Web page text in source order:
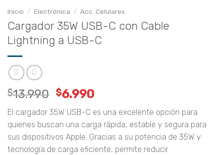
Inicio / Electrónica / Acc. Celulares
Cargador 35W USB-C con Cable
Lightning a USB-C
$13.990 El
precio
original
era:
$13.990.
$6.990El
actual
es:
$6.990.
El cargador 35W USB-C es una excelente opción para
quienes buscan una carga rápida, estable y segura para
sus dispositivos Apple. Gracias a su potencia de 35W y
tecnología de carga eficiente, permite reducir